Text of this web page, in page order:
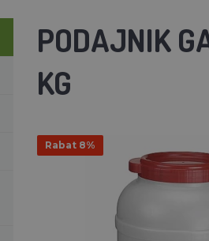
PODAJNIK
KG
Rabat 8%